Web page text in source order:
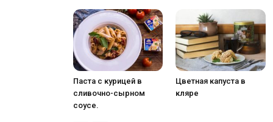
Паста с курицей в
сливочно-сырном
соусе.
Цветная капуста в
кляре